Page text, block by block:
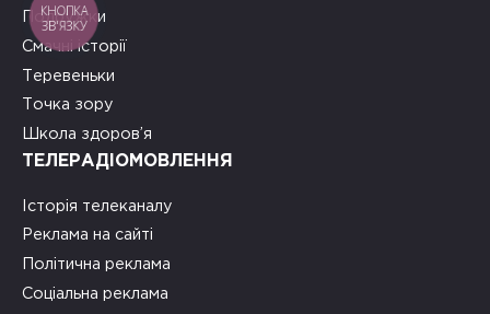
Подружки
Смачні історії
Теревеньки
Точка зору
Школа здоров’я
ТЕЛЕРАДІОМОВЛЕННЯ
Історія телеканалу
Реклама на сайті
Політична реклама
Соціальна реклама
КНОПКА
ЗВ'ЯЗКУ